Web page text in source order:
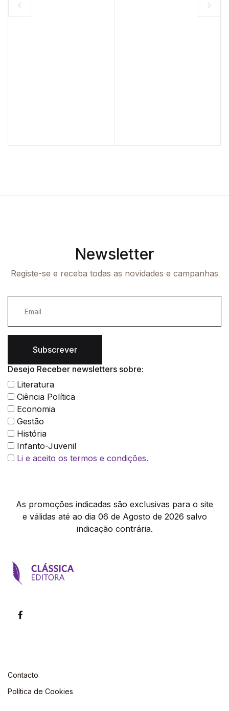
-10%
Newsletter
Registe-se e receba todas as novidades e campanhas
Subscrever
Desejo Receber newsletters sobre:
Literatura
Ciência Política
Economia
Gestão
História
Infanto-Juvenil
Li e aceito os termos e condições.
As promoções indicadas são exclusivas para o site
e válidas até ao dia 06 de Agosto de 2026 salvo
indicação contrária.
Contacto
Política de Cookies